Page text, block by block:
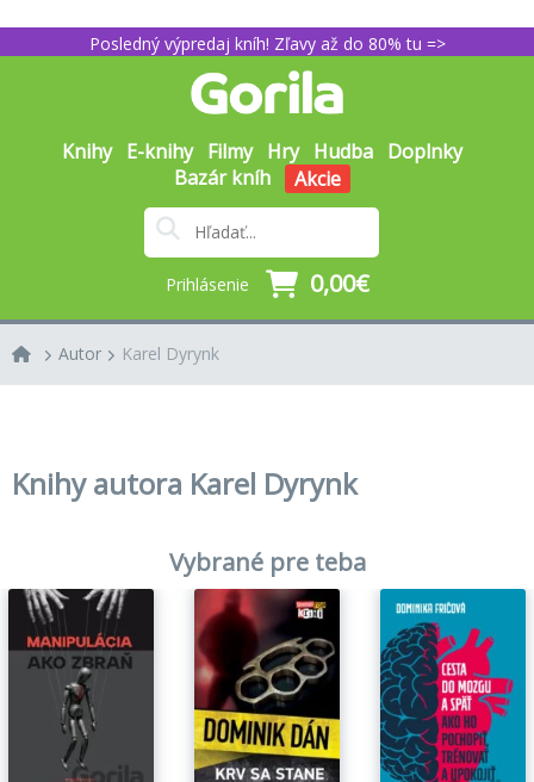
Posledný výpredaj kníh! Zľavy až do 80% tu =>
Knihy E-knihy Filmy Hry Hudba Doplnky
Bazár kníh
Akcie
Prihlásenie 0,00€
Autor Karel Dyrynk
Knihy autora Karel Dyrynk
Vybrané pre teba